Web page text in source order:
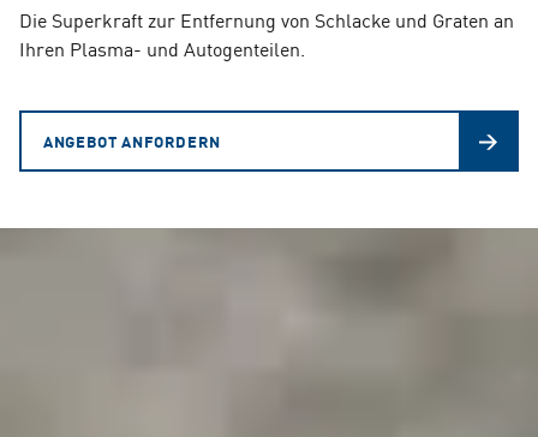
Die Superkraft zur Entfernung von Schlacke und Graten an
Ihren Plasma- und Autogenteilen.
ANGEBOT ANFORDERN